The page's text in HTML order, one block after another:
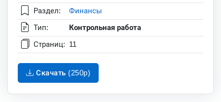
Раздел:
Финансы
Тип:
Контрольная работа
Страниц: 11
Скачать (250p)